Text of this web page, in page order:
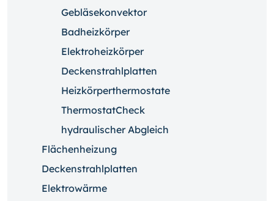
Gebläsekonvektor
Badheizkörper
Elektroheizkörper
Deckenstrahlplatten
Heizkörperthermostate
ThermostatCheck
hydraulischer Abgleich
Flächenheizung
Deckenstrahlplatten
Elektrowärme